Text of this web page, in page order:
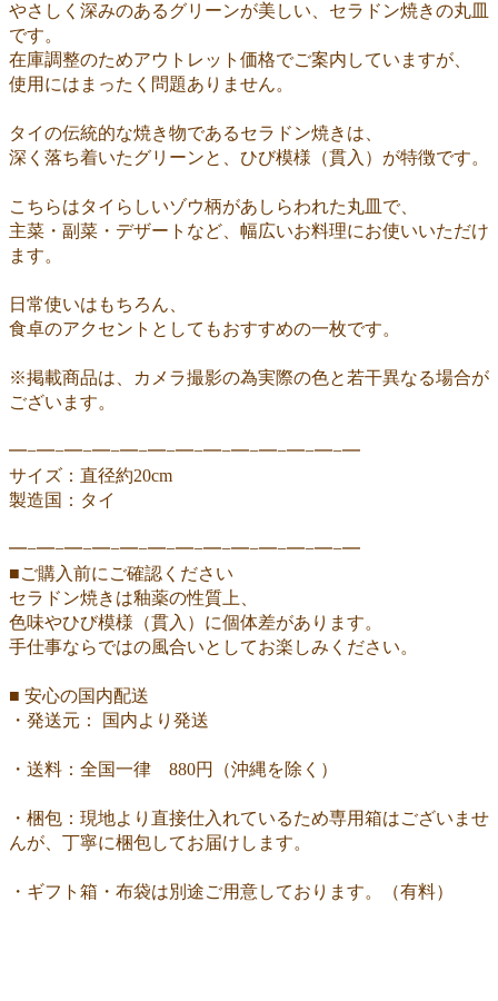
やさしく深みのあるグリーンが美しい、セラドン焼きの丸皿
です。
在庫調整のためアウトレット価格でご案内していますが、
使用にはまったく問題ありません。
タイの伝統的な焼き物であるセラドン焼きは、
深く落ち着いたグリーンと、ひび模様（貫入）が特徴です。
こちらはタイらしいゾウ柄があしらわれた丸皿で、
主菜・副菜・デザートなど、幅広いお料理にお使いいただけ
ます。
日常使いはもちろん、
食卓のアクセントとしてもおすすめの一枚です。
※掲載商品は、カメラ撮影の為実際の色と若干異なる場合が
ございます。
━−━−━−━−━−━−━−━−━−━−━−━−━
サイズ：直径約20cm
製造国：タイ
━−━−━−━−━−━−━−━−━−━−━−━−━
■ご購入前にご確認ください
セラドン焼きは釉薬の性質上、
色味やひび模様（貫入）に個体差があります。
手仕事ならではの風合いとしてお楽しみください。
■ 安心の国内配送
・発送元： 国内より発送
・送料：全国一律 880円（沖縄を除く）
・梱包：現地より直接仕入れているため専用箱はございませ
んが、丁寧に梱包してお届けします。
・ギフト箱・布袋は別途ご用意しております。（有料）